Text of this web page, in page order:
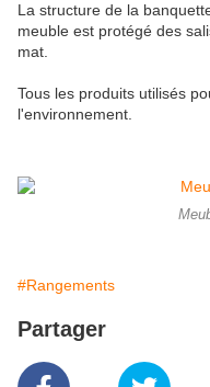
La structure de la
meuble est protégé des
mat.
Tous les produits utilisés
l'environnement.
#Rangements
Partager